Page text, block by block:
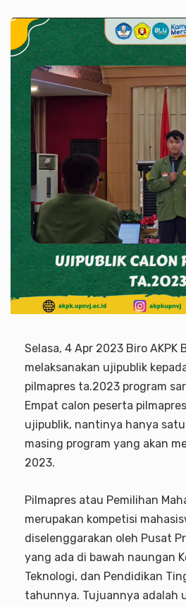
Selasa, 4 Apr 2023 Biro AKPK
melaksanakan ujipublik
pilmapres ta.2023 program
Empat calon peserta
ujipublik, nantinya hanya
masing program yang akan
2023.
Pilmapres atau Pemilihan
merupakan kompetisi
diselenggarakan oleh Pusat
yang ada di bawah naungan
Teknologi, dan Pendidikan
tahunnya. Tujuannya adalah